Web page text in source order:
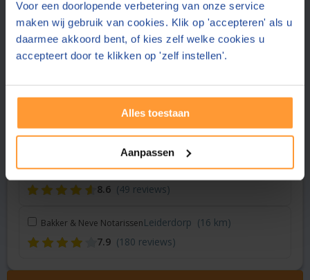
Voor een doorlopende verbetering van onze service
maken wij gebruik van cookies. Klik op 'accepteren' als u
daarmee akkoord bent, of kies zelf welke cookies u
accepteert door te klikken op 'zelf instellen'.
Alles toestaan
Aanpassen
Notariskantoor AdegeestDen Haag (3 km)
8.9
(151 reviews)
Notariaat Statenhaghe Den Haag
9.1 (239 reviews)
Notariskantoor ZuijdgeestDelft (10 km)
8.3 (79 reviews)
Raak NotarissenNaaldwijk (13 km)
8.6 (49 reviews)
Bakker & Neve NotarissenLeiderdorp (16 km)
7.9 (180 reviews)